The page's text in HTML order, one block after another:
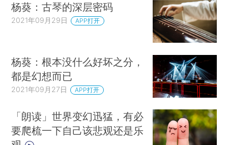
杨葵：古琴的深层密码
2021年09月29日 APP打开
杨葵：根本没什么好坏之分，
都是幻想而已
2021年09月27日 APP打开
「朗读」世界变幻迅猛，有必
要爬梳一下自己该悲观还是乐